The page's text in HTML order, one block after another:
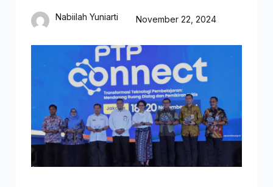
Nabiilah Yuniarti November 22, 2024